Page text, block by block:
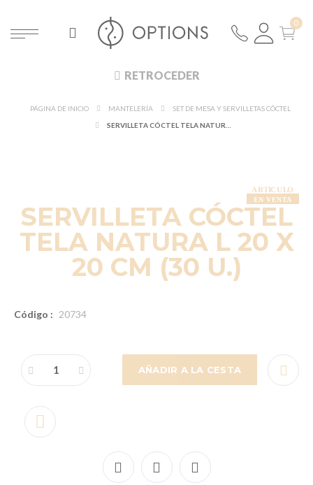
RETROCEDER
PÁGINA DE INICIO MANTELERÍA
SET DE MESA Y SERVILLETAS CÓCTEL
SERVILLETA CÓCTEL
TELA NATURA L 20 X
20 CM (30 U.)
Código : 20734
AÑADIR A LA CESTA